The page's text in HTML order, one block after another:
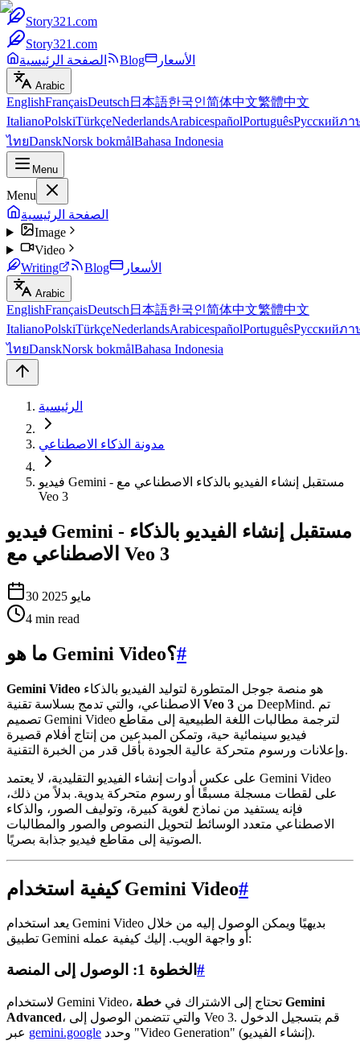
Story321.com
Story321.com
الصفحة الرئيسية
Blog الأسعار
Arabic
EnglishFrançaisDeutsch 日本語한국인简体中文繁體中文
ItalianoPolskiTürkçeNederlandsArabicespañolPortuguêsРусскийภา
ไทยDanskNorsk bokmålBahasa Indonesia
Menu
Menu
الصفحة الرئيسية
Image
Video
Writing
Blog الأسعار
Arabic
EnglishFrançaisDeutsch 日本語한국인简体中文繁體中文
ItalianoPolskiTürkçeNederlandsArabicespañolPortuguêsРусскийภา
ไทยDanskNorsk bokmålBahasa Indonesia
الرئيسية
مدونة الذكاء الاصطناعي
فيديو Gemini - مستقبل إنشاء الفيديو بالذكاء الاصطناعي مع
Veo 3
فيديو Gemini - مستقبل إنشاء الفيديو بالذكاء
الاصطناعي مع Veo 3
30 مايو 2025
4 min read
ما هو Gemini Video؟#
Gemini Video
Veo 3
تصميم Gemini Video لترجمة مطالبات اللغة الطبيعية إلى مقاطع
فيديو سينمائية حية، وتمكن المبدعين من إنتاج أفلام قصيرة
وإعلانات ورسوم متحركة عالية الجودة بأقل قدر من الخبرة التقنية.
على عكس أدوات إنشاء الفيديو التقليدية، لا يعتمد Gemini Video
على لقطات مسجلة مسبقًا أو رسوم متحركة يدوية. بدلاً من ذلك،
فإنه يستفيد من نماذج لغوية كبيرة، وتوليف الصور، والذكاء
الاصطناعي متعدد الوسائط لتحويل النصوص والصور والمطالبات
الصوتية إلى مقاطع فيديو جذابة بصريًا.
كيفية استخدام Gemini Video#
يعد استخدام Gemini Video بديهيًا ويمكن الوصول إليه من خلال
تطبيق Gemini أو واجهة الويب. إليك كيفية عمله:
الخطوة 1: الوصول إلى المنصة #
لاستخدام Gemini Video، تحتاج إلى الاشتراك في خطة Gemini
Advanced، والتي تتضمن الوصول إلى Veo 3. قم بتسجيل الدخول
gemini.google وحدد "Video Generation" (إنشاء الفيديو).